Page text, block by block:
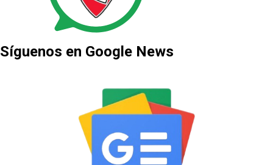
Síguenos en Google News